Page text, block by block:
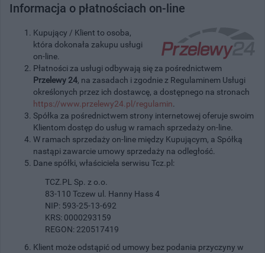
Informacja o płatnościach on-line
Kupujący / Klient to osoba,
która dokonała zakupu usługi
on-line.
Płatności za usługi odbywają się za pośrednictwem
Przelewy 24, na zasadach i zgodnie z Regulaminem Usługi
określonych przez ich dostawcę, a dostępnego na stronach
https://www.przelewy24.pl/regulamin
Spółka za pośrednictwem strony internetowej oferuje swoim
Klientom dostęp do usług w ramach sprzedaży on-line.
W ramach sprzedaży on-line między Kupującym, a Spółką
nastąpi zawarcie umowy sprzedaży na odległość.
Dane spółki, właściciela serwisu Tcz.pl:
TCZ.PL Sp. z o.o.
83-110 Tczew ul. Hanny Hass 4
NIP: 593-25-13-692
KRS: 0000293159
REGON: 220517419
Klient może odstąpić od umowy bez podania przyczyny w